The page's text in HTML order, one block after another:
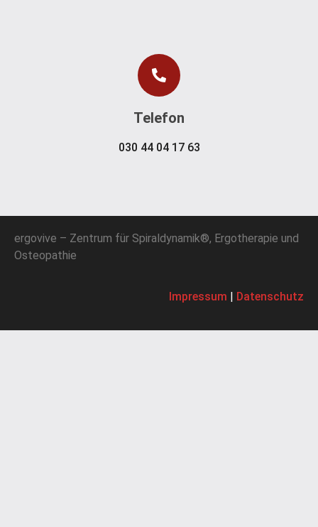
Telefon
030 44 04 17 63
ergovive – Zentrum für Spiraldynamik®, Ergotherapie und
Osteopathie
Impressum Datenschutz